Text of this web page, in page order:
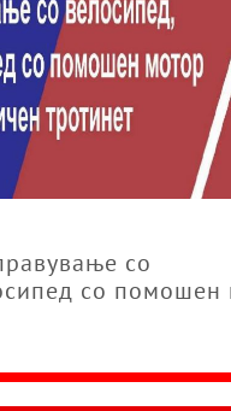
со
со помошен